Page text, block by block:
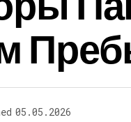
05.05.2026